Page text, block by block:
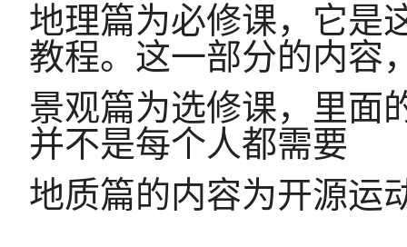
地理篇为必修课，它是
教程。这一部分的内容
景观篇为选修课，里面
并不是每个人都需要
地质篇的内容为开源运